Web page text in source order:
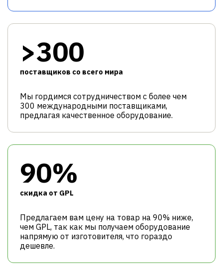
>300
поставщиков со всего мира
Мы гордимся сотрудничеством с более чем
300 международными поставщиками,
предлагая качественное оборудование.
90%
cкидка от GPL
Предлагаем вам цену на товар на 90% ниже,
чем GPL, так как мы получаем оборудование
напрямую от изготовителя, что гораздо
дешевле.